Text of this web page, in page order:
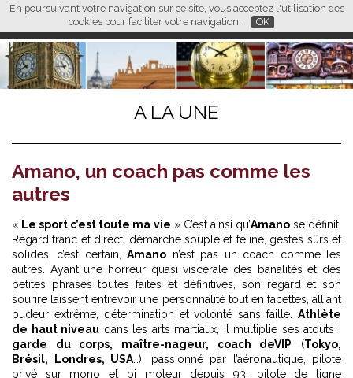
En poursuivant votre navigation sur ce site, vous acceptez l'utilisation des
cookies pour faciliter votre navigation.
OK
FR EN CN
L M
A LA UNE
Amano, un coach pas comme les
autres
« Le sport c’est toute ma vie » C’est ainsi qu’Amanose définit.
Regard franc et direct, démarche souple et féline, gestes sûrs et
solides, c’est certain,Amano n’est pas un coach comme les
autres. Ayant une horreur quasi viscérale des banalités et des
petites phrases toutes faites et définitives, son regard et son
sourire laissent entrevoir une personnalité tout en facettes, alliant
pudeur extrême, détermination et volonté sans faille. Athlète
de haut niveau dans les arts martiaux, il multiplie ses atouts :
garde du corps, maître-nageur, coach deVIP (Tokyo,
Brésil, Londres, USA …), passionné par l’aéronautique, pilote
privé sur mono et bi moteur depuis 93, pilote de ligne